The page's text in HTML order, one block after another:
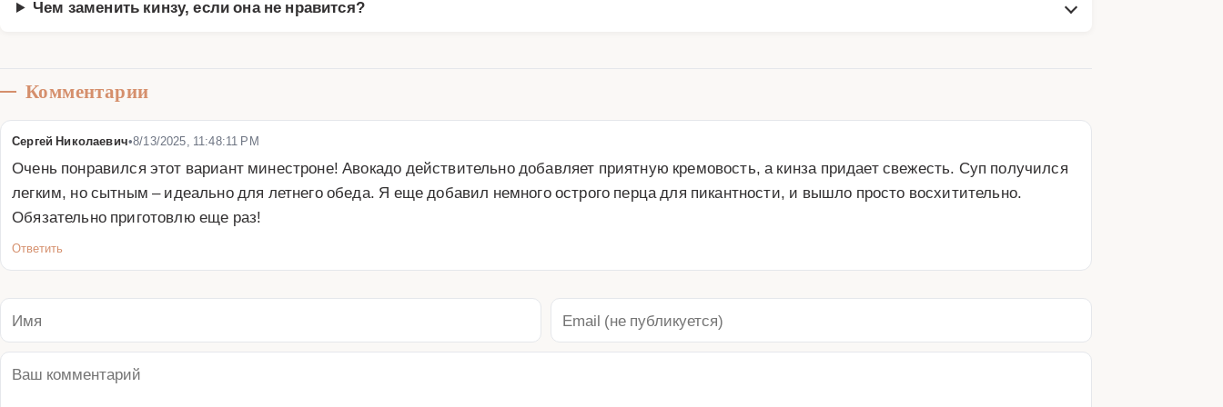
Чем заменить кинзу, если она не нравится?
Комментарии
Сергей Николаевич•8/13/2025, 11:48:11 PM
Очень понравился этот вариант минестроне! Авокадо действительно добавляет приятную кремовость, а кинза придает свежесть. Суп получился
легким, но сытным – идеально для летнего обеда. Я еще добавил немного острого перца для пикантности, и вышло просто восхитительно.
Обязательно приготовлю еще раз!
Ответить